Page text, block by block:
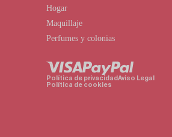
Hogar
Maquillaje
Perfumes y colonias
Política de privacidadAviso Legal
Política de cookies